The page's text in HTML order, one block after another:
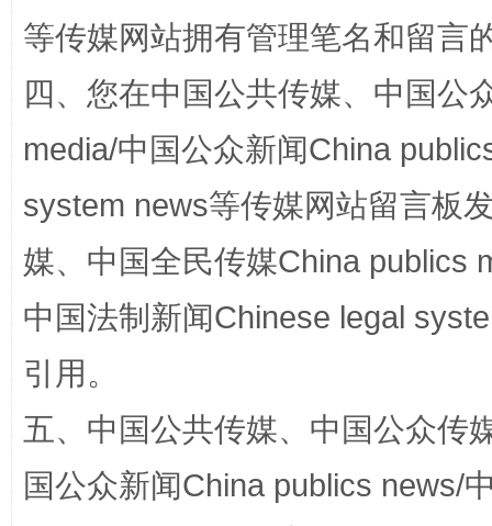
国家大学科技园优化重塑工作
扯下公款旅游的“隐身衣” 如何以
等传媒网站拥有管理笔名和留言
四、您在中国公共传媒、中国公
media/中国公众新闻China
system news等传媒网站留言板
媒、中国全民传媒China publics
中国法制新闻Chinese legal
引用。
五、中国公共传媒、中国公众传
国公众新闻China publics news/